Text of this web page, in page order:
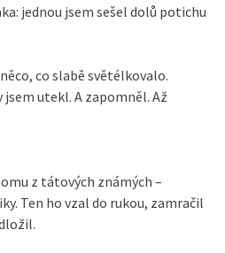
jednou jsem sešel dolů potichu
co slabě světélkovalo.
jsem utekl. A zapomněl. Až
z tátových známých –
Ten ho vzal do rukou, zamračil